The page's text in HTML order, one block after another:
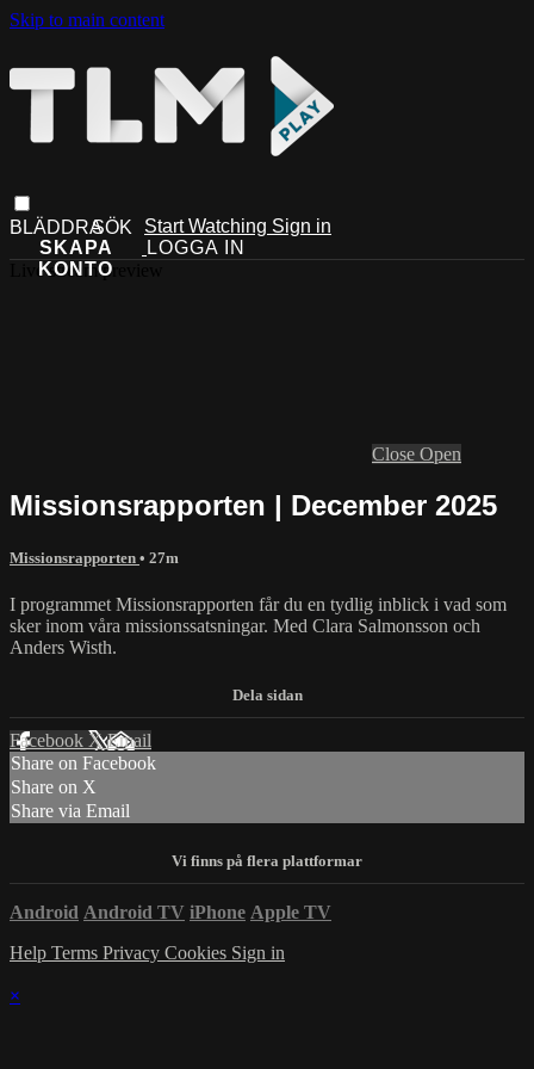
Skip to main content
Start Watching Sign in
Live stream preview
Close Open
Missionsrapporten | December 2025
Missionsrapporten • 27m
I programmet Missionsrapporten får du en tydlig inblick i vad som
sker inom våra missionssatsningar. Med Clara Salmonsson och
Anders Wisth.
Facebook XEmail
Share on Facebook
Share on X
Share via Email
Android Android TV iPhone Apple TV
Help Terms Privacy Cookies Sign in
×